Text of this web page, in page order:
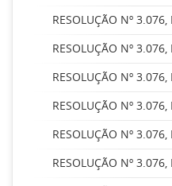
RESOLUÇÃO Nº
RESOLUÇÃO Nº
RESOLUÇÃO Nº
RESOLUÇÃO Nº
RESOLUÇÃO Nº
RESOLUÇÃO Nº